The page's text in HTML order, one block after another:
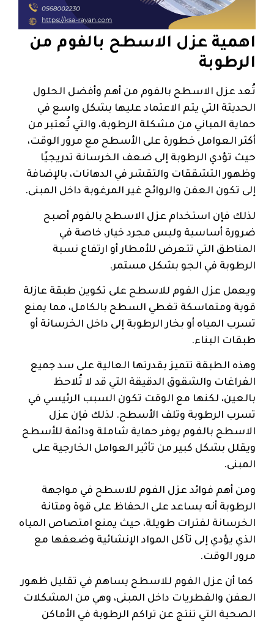
اهمية عزل الاسطح بالفوم من
الرطوبة
تُعد عزل الاسطح بالفوم من أهم وأفضل الحلول
الحديثة التي يتم الاعتماد عليها بشكل واسع في
حماية المباني من مشكلة الرطوبة، والتي تُعتبر من
أكثر العوامل خطورة على الأسطح مع مرور الوقت،
حيث تؤدي الرطوبة إلى ضعف الخرسانة تدريجيًا
وظهور التشققات والتقشر في الدهانات، بالإضافة
إلى تكون العفن والروائح غير المرغوبة داخل المبنى.
لذلك فإن استخدام عزل الاسطح بالفوم أصبح
ضرورة أساسية وليس مجرد خيار، خاصة في
المناطق التي تتعرض للأمطار أو ارتفاع نسبة
الرطوبة في الجو بشكل مستمر.
ويعمل عزل الفوم للاسطح على تكوين طبقة عازلة
قوية ومتماسكة تغطي السطح بالكامل، مما يمنع
تسرب المياه أو بخار الرطوبة إلى داخل الخرسانة أو
طبقات البناء.
وهذه الطبقة تتميز بقدرتها العالية على سد جميع
الفراغات والشقوق الدقيقة التي قد لا تُلاحظ
بالعين، لكنها مع الوقت تكون السبب الرئيسي في
تسرب الرطوبة وتلف الأسطح. لذلك فإن عزل
الاسطح بالفوم يوفر حماية شاملة ودائمة للأسطح
ويقلل بشكل كبير من تأثير العوامل الخارجية على
المبنى.
ومن أهم فوائد عزل الفوم للاسطح في مواجهة
الرطوبة أنه يساعد على الحفاظ على قوة ومتانة
الخرسانة لفترات طويلة، حيث يمنع امتصاص المياه
الذي يؤدي إلى تآكل المواد الإنشائية وضعفها مع
مرور الوقت.
كما أن عزل الفوم للاسطح يساهم في تقليل ظهور
العفن والفطريات داخل المبنى، وهي من المشكلات
الصحية التي تنتج عن تراكم الرطوبة في الأماكن